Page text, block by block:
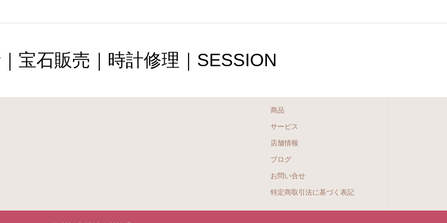
宝石販売｜時計修理｜SESSION
商品
サービス
店舗情報
ブログ
お問い合せ
特定商取引法に基づく表記